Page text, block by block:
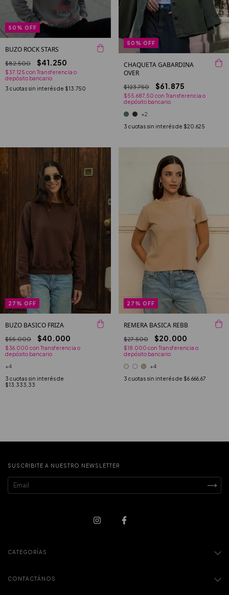
50 % OFF
BUZO ROCK STARS
$82.500 $41.250
$37.125 con Transferencia o
depósito bancario
3 cuotas sin interés de $13.750
50 % OFF
CHAQUETA GABARDINA
OVER
$123.750 $61.875
$55.687,50 con Transferencia o
depósito bancario
+2
3 cuotas sin interés de $20.625
27 % OFF
BUZO BASICO FRIZA
$55.000 $40.000
$36.000 con Transferencia o
depósito bancario
+4
3 cuotas sin interés de
$13.333,33
27 % OFF
REMERA BASICA REBB
$27.500 $20.000
$18.000 con Transferencia o
depósito bancario
+4
3 cuotas sin interés de $6.666,67
SUSCRIBITE A NUESTRO NEWSLETTER
CATEGORÍAS
CONTACTÁNOS